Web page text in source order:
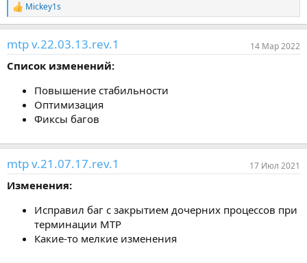
Р
е
а
к
ц
и
Mickey1s
mtp v.22.03.13.rev.1 14 Мар 2022
Список изменений:
Повышение стабильности
Оптимизация
Фиксы багов
mtp v.21.07.17.rev.1 17 Июл 2021
Изменения:
Исправил баг с закрытием дочерних процессов при
терминации MTP
Какие-то мелкие изменения